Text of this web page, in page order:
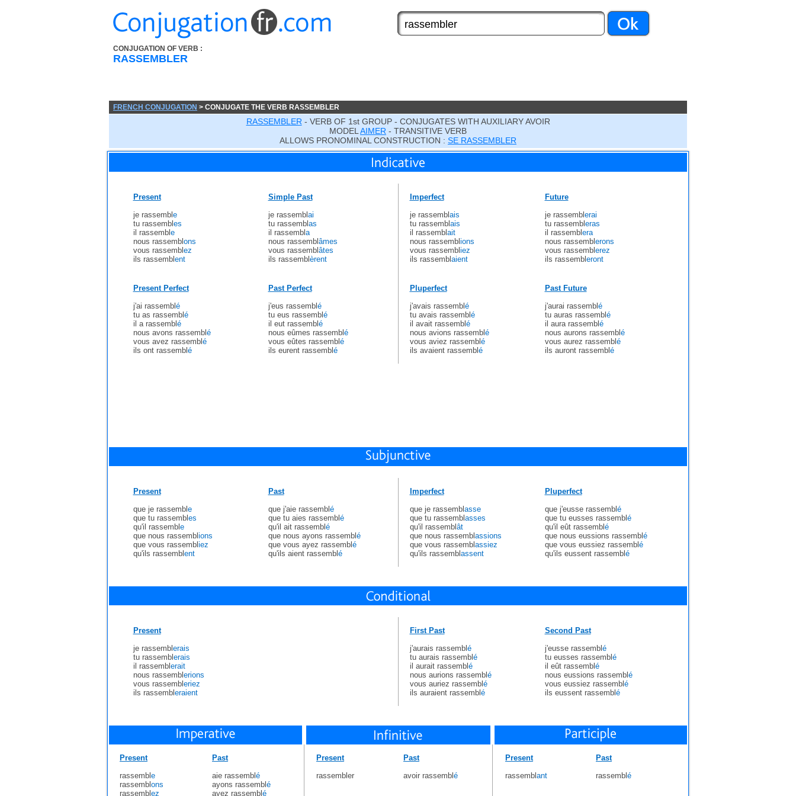
CONJUGATION OF VERB :
RASSEMBLER
FRENCH CONJUGATION > CONJUGATE THE VERB RASSEMBLER
RASSEMBLER - VERB OF 1st GROUP - CONJUGATES WITH AUXILIARY AVOIR
MODEL AIMER - TRANSITIVE VERB
ALLOWS PRONOMINAL CONSTRUCTION : SE RASSEMBLER
Present
je rassembl e
tu rassembl es
il rassembl e
nous rassembl ons
vous rassembl ez
ils rassembl ent
Simple Past
je rassembl ai
tu rassembl as
il rassembl a
nous rassembl âmes
vous rassembl âtes
ils rassembl èrent
Present Perfect
j'ai rassembl é
tu as rassembl é
il a rassembl é
nous avons rassembl é
vous avez rassembl é
ils ont rassembl é
Past Perfect
j'eus rassembl é
tu eus rassembl é
il eut rassembl é
nous eûmes rassembl é
vous eûtes rassembl é
ils eurent rassembl é
Imperfect
je rassembl ais
tu rassembl ais
il rassembl ait
nous rassembl ions
vous rassembl iez
ils rassembl aient
Future
je rassembl erai
tu rassembl eras
il rassembl era
nous rassembl erons
vous rassembl erez
ils rassembl eront
Pluperfect
j'avais rassembl é
tu avais rassembl é
il avait rassembl é
nous avions rassembl é
vous aviez rassembl é
ils avaient rassembl é
Past Future
j'aurai rassembl é
tu auras rassembl é
il aura rassembl é
nous aurons rassembl é
vous aurez rassembl é
ils auront rassembl é
Present
que je rassembl e
que tu rassembl es
qu'il rassembl e
que nous rassembl ions
que vous rassembl iez
qu'ils rassembl ent
Past
que j'aie rassembl é
que tu aies rassembl é
qu'il ait rassembl é
que nous ayons rassembl é
que vous ayez rassembl é
qu'ils aient rassembl é
Imperfect
que je rassembl asse
que tu rassembl asses
qu'il rassembl ât
que nous rassembl assions
que vous rassembl assiez
qu'ils rassembl assent
Pluperfect
que j'eusse rassembl é
que tu eusses rassembl é
qu'il eût rassembl é
que nous eussions rassembl é
que vous eussiez rassembl é
qu'ils eussent rassembl é
Present
je rassembl erais
tu rassembl erais
il rassembl erait
nous rassembl erions
vous rassembl eriez
ils rassembl eraient
First Past
j'aurais rassembl é
tu aurais rassembl é
il aurait rassembl é
nous aurions rassembl é
vous auriez rassembl é
ils auraient rassembl é
Second Past
j'eusse rassembl é
tu eusses rassembl é
il eût rassembl é
nous eussions rassembl é
vous eussiez rassembl é
ils eussent rassembl é
Present
rassembl e
rassembl ons
rassembl ez
Past
aie rassembl é
ayons rassembl é
ayez rassembl é
Present
rassembler
Past
avoir rassembl é
Present
rassembl ant
Past
rassembl é